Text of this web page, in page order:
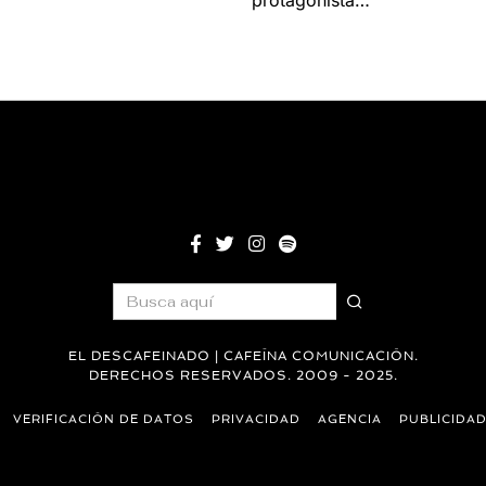
EL DESCAFEINADO | CAFEÍNA COMUNICACIÓN.
DERECHOS RESERVADOS. 2009 - 2025.
VERIFICACIÓN DE DATOS PRIVACIDAD AGENCIA PUBLICIDAD